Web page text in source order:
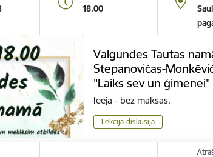
18.00
Valgundes Tautas
Stepanovičas-
"Laiks sev un ģimenei"
Ieeja - bez maksas.
Lekcija-diskusija